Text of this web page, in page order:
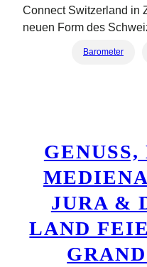
Connect Switzerland in
neuen Form des
Barometer
GENUSS,
JURA &
LAND